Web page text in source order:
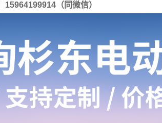
15964199914（同微信）